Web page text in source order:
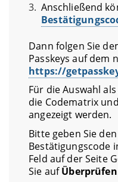
Anschließend
Dann folgen Sie
Passkeys auf dem
https://
Für die Auswahl
die Codematrix
angezeigt werden.
Bitte geben Sie
Bestätigungscode
Feld auf der Seite
Sie aufÜberprüfen